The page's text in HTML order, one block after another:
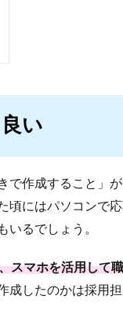
い
で作成すること」
頃にはパソコンで
いるでしょう。
スマホを活用して
成したのかは採用